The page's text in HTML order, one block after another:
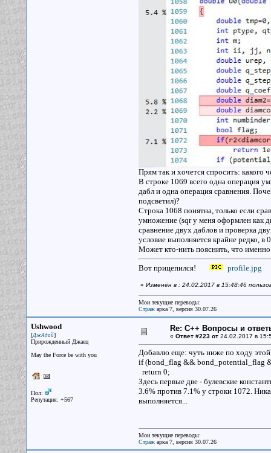
Прям так и хочется спросить: какого
В строке 1069 всего одна операция
дабл и одна операция сравнения.
подсветил)?
Строка 1068 понятна, только если
умножение (sqr у меня оформлен как
сравнение двух даблов и проверка
условие выполняется крайне редко, в
Может кто-нить пояснить, что
Вот прицепился! profile.jpg
« Изменён в : 24.02.2017 в 15:48:46
Мои текущие переводы:
Стражарка 7, версия 30.07.26
Ushwood
[ДжАдай]
Прирожденный Джаец
May the Force be with you
Пол:
Репутация: +567
Re: С++ Вопросы и
« Ответ #223 от24.02.2017 в
Добавлю еще: чуть ниже по ходу этой
if (bond_flag && bond_potential_flag
return 0;
Здесь первые две - булевские
3.6% против 7.1% у строки 1072.
выполняется...
Мои текущие переводы:
Стражарка 7, версия 30.07.26